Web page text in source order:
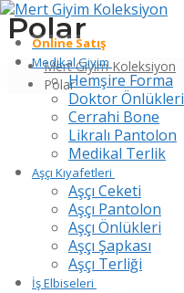
Online Satış
Medikal Giyim
Hemşire Forma
Doktor Önlükleri
Cerrahi Bone
Likralı Pantolon
Medikal Terlik
Aşçı Kıyafetleri
Aşçı Ceketi
Aşçı Pantolon
Aşçı Önlükleri
Aşçı Şapkası
Aşçı Terliği
İş Elbiseleri
Polar
Mert Giyim Koleksiyon
Polar